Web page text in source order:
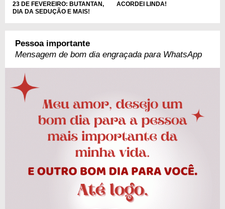
23 DE FEVEREIRO: BUTANTAN,
DIA DA SEDUÇÃO E MAIS!
ACORDEI LINDA!
Pessoa importante
Mensagem de bom dia engraçada para WhatsApp